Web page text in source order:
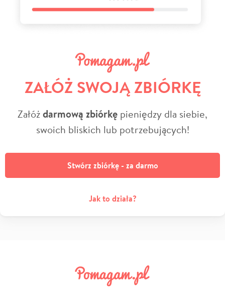
ZAŁÓŻ SWOJĄ ZBIÓRKĘ
Załóżdarmową zbiórkę pieniędzy dla siebie,
swoich bliskich lub potrzebujących!
Stwórz zbiórkę - za darmo
Jak to działa?